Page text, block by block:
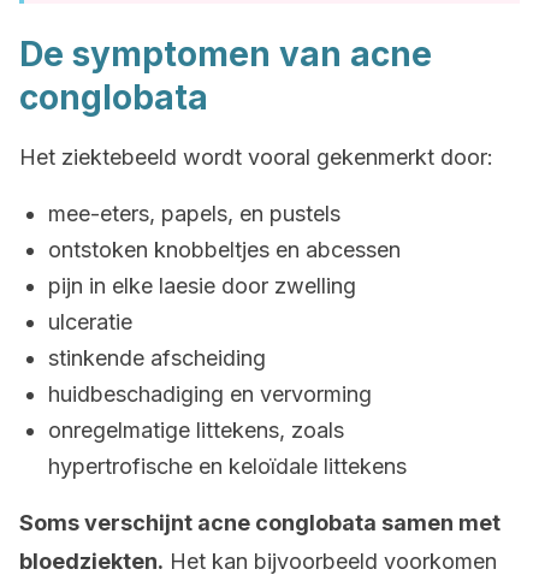
De symptomen van acne
conglobata
Het ziektebeeld wordt vooral gekenmerkt door:
mee-eters, papels, en pustels
ontstoken knobbeltjes en abcessen
pijn in elke laesie door zwelling
ulceratie
stinkende afscheiding
huidbeschadiging en vervorming
onregelmatige littekens, zoals
hypertrofische en keloïdale littekens
Soms verschijnt acne conglobata samen met
bloedziekten. Het kan bijvoorbeeld voorkomen